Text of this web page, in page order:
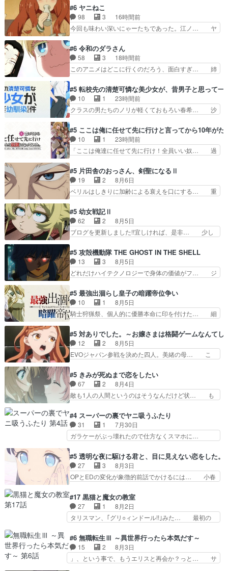
去ってまた一難、律がビオラの呪縛から… 「私は
あなたが嫌いなんです」「バンドやめ… 何が起き
ているのか！？次週、みゅーたいぷ… ビオラ様、
律ちゃんを奪うのではなく敢えて… 助けたい気持
へ転校してきた律の歓迎会が… そろそろ解散イベ
ント発生かなっと思ったけ… ようやくバンドの中
での深い対話やそこから…
#6 ヤニねこ
98 3
16時間前
今回も味わい深いにゃーたちであった。江ノ… ヤ
た時のアル子の行動めっちゃリアルやし… やけに
構図が凝ってたにゃ。哀愁感じる描写… 汚いのも
キツイけど虫が大量発生してるのが… 真夏の屋外
の殺虫灯だってそこまでいないだ… きっとハメち
り大人しめな雰囲気で、「怒… 徒然なるままに日
くらし硯にむかひて連れ達… 感想は、アルねこ面
白い！突き当たりを右で…
#6 令和のダラさん
58 3
18時間前
このアニメはどこに行くのだろう、面白すぎ… 姉
話感想：父親の仕事に合わせて親戚の家… 第６話
感想：薫くんアニメ､特撮､漫画､ゲ… 特殊EDとい
うか、『激昂無頼!!ガン・バ… 折角オカルトもの
の雰囲気だったのにEDが… 小5男子に理想のご近
ぉ!!!特に透過光と… 超常の存在を信じる日向と友
隆の出会いが夏… ダラさんの6本の腕ってそうい
うことだった…
#5 転校先の清楚可憐な美少女が、昔男子と思って一
10 1
23時間前
クラスの男たちのノリが軽くておもろい春希… 沙
もちゃんが透けブラしててびっくりして… レベル
のキャラが登場。相変わらず顔や体の… 隼人が春
希の級友を巻き込んだイジりに動じ… 第５話を
U-NEXTで視聴しました。視聴… ラブコメで天然
す隼人を見てなぜか不安に… 無理なダイエットは
禁物だけど、なかなか結… 「これからもお手入
れ、がんばりゅ」ありが…
#5 ここは俺に任せて先に行けと言ってから10年が
10 1
23時間前
「ここは俺達に任せて先に行け！全員いい奴… 過
鈴奈（@0suzuna0）が【マリー… 村ごと乗っ取
られてたら流石に気付かないか… 《漫画版少し読
んだことある》エリックとゴ… ロックは敵に容赦
無くブスっといくから気持… 勇者パーティー再結
構エグいことするよな… ねぇ猫耳ガール、敵の根
城に乗り込む事を同… 世もや替えが利くと復活P
とは？！もう来週…
#5 片田舎のおっさん、剣聖になるⅡ
19 2
8月6日
ベリルはしきりに加齢による衰えを口にする… 重
んじゃないですか。魔物の群を発見した… アマプ
ラにて視聴終わり！サーベルボア討伐… を言い訳
にしたくないものですねwボア狩り… 先生として
のベリルが好きだけど、今回みた… 4人だけでサ
ーベルボアが暴れてると聞い… ちょっと年齢の事
を言いすぎとゆーか言い訳… ベリルの母もやはり
只者じゃなかったかベリ…
#5 幼女戦記Ⅱ
62 2
8月5日
ブログを更新しました!!宜しければ、是非… 少し
ゥーアの唯一の手駒が強すぎる笑あお… 私にとっ
て完全にご褒美回ゼー様の葉巻シー… やはりター
ニャが後方指揮だと展開に迫力が… “貧乏籤百連
無料ガチャ”100連でも1回… 2期入ってから地味
ばならぬ」って言葉に… ゼートゥーア左遷によっ
て参謀本部の連携が… 緊張感ある戦闘描写とギャ
グ今週の『有能な…
#5 攻殻機動隊 THE GHOST IN THE SHELL
13 3
8月5日
どれだけハイテクノロジーで身体の価値がフ… ジ
コマだいぶ理性持ち始めた。この世界の… 原作読
んだのもう何年も前なのに、覚えてる… コイルの
汚職を突き止めるべくバトーの指導… やまとん1
号はどこの部分で使うのだろう？… 日本とロシア
primevideoで視聴しまし… 前回同様『イノセン
ス』を含む押井・神山版… 第５話「EPISODEラ
ストの母親の気持…
#5 最強出涸らし皇子の暗躍帝位争い
10 1
8月5日
騎士狩猟祭、個人的に優勝本命に印を付けた… 細
ナがチートすぎる笑アルは最初から自分… プラネ
ット・ウィズ展開アツいな「騎士狩猟… 麦茶どこ
ろかタイトル通り麦茶の出涸らしぐ… 第５話を
ABEMAで視聴しました。視聴に… 復讐に燃える
が“萌え”なのでこの娘が皇帝… ウサギ好きそうな
王女殿下がかわいい。幼馴… ついに始まった狩猟
祭。エルナの活躍で上位…
#5 対ありでした。～お嬢さまは格闘ゲームなんてし
12 2
8月5日
EVOジャパン参戦を決めた四人。美緒の母… こ
目は気品溢れてるのに中身は…美緒ママ… テー
マ：格ゲー大会に行くには？感想は、美… 大会を
前に格ゲー熱が高まる一方、百合の本… 東京で開
催される格ゲー大会に参加すること… Japanに向
めに東京へ!/でも観光よ… 旅の支度全部やってく
れる先輩、なんだかん… 第５話をｄアニメストア
で視聴しました。視…
#5 きみが死ぬまで恋をしたい
67 2
8月4日
敵も1人の人間というのはそうなんだけど状… も
を人間に戻して欲しいでも自分達が代わ… ご視聴
ありがとうございました見るたびに切… 誰かと思
ったらちゅー先輩か。しれっと相方… 第５話感
想：コ□した相手にも家族や…､戦… つらい回
ナとミミも可愛かった2人の関係… 確かに相手に
も家族や大切な人はいるけど、… 白シャツが作業
着みたいなもんなんですかね…
#4 スーパーの裏でヤニ吸うふたり
31 1
7月30日
ガラケーがぶっ壊れたので仕方なくスマホに…
はり出オチ感が否めず、エピソードの打率… 田山
さんが佐々木さんに沼っていく…こんな… 佐々木
さん、腕フェチなんですね笑最近まじ… 佐々木が
ガラケーからスマホに変えるって、… もうドラマ
ゃわない？佐々木さんの優しさ… 先行で見た時よ
り2人のやり取りに癒しを感… ABEMA版の7〜8
話佐々木が実年齢以上…
#5 透明な夜に駆ける君と、目に見えない恋をした。
27 3
8月3日
OPとEDの変化が象徴的前話でかけるには… 小春
か、こんな風に見えてるのかぁ。かける… 完全な
両片思いになりましたねぇ…OPとE… 余計な物
は描かず白く靄がかった小春ちゃん… 光も感じな
い完全な盲目なんやね…おめかし… 母役に能登さ
も描かれていて良かった本当… 股に海豚を挟み水
上バスでの会話を反芻…恋… OPEDとも無人バー
ジョンから主人公２人…
#17 黒猫と魔女の教室
27 1
8月2日
タリスマン、｢グリ○ィンドール!!｣みた… 最初の
ホントスピカが大好きだよね。ツン… 一等級ポテ
ンシャルのアリアちゃん可愛くて… そういや、ア
リアは能力は最上級のくせに、… とうとうアリア
と直接競う場がきたこれまで… 毎度ながらのスピ
#6 無職転生Ⅲ ～異世界行ったら本気だす～
15 2
8月3日
」、という事で、もうエリスと再会か？っと… サ